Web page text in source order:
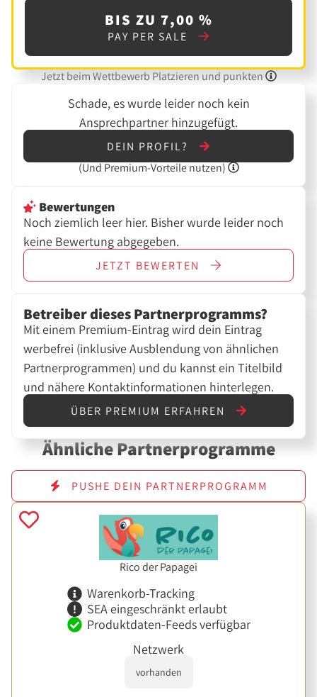
BIS ZU 7,00 %
PAY PER SALE
Jetzt beim Wettbewerb Platzieren und punkten
Schade, es wurde leider noch kein
Ansprechpartner hinzugefügt.
DEIN PROFIL?
(Und Premium-Vorteile nutzen)
Bewertungen
Noch ziemlich leer hier. Bisher wurde leider noch
keine Bewertung abgegeben.
JETZT BEWERTEN
Betreiber dieses Partnerprogramms?
Mit einem Premium-Eintrag wird dein Eintrag
werbefrei (inklusive Ausblendung von ähnlichen
Partnerprogrammen) und du kannst ein Titelbild
und nähere Kontaktinformationen hinterlegen.
ÜBER PREMIUM ERFAHREN
Ähnliche Partnerprogramme
PUSHE DEIN PARTNERPROGRAMM
Rico der Papagei
Warenkorb-Tracking
SEA eingeschränkt erlaubt
Produktdaten-Feeds verfügbar
Netzwerk
vorhanden